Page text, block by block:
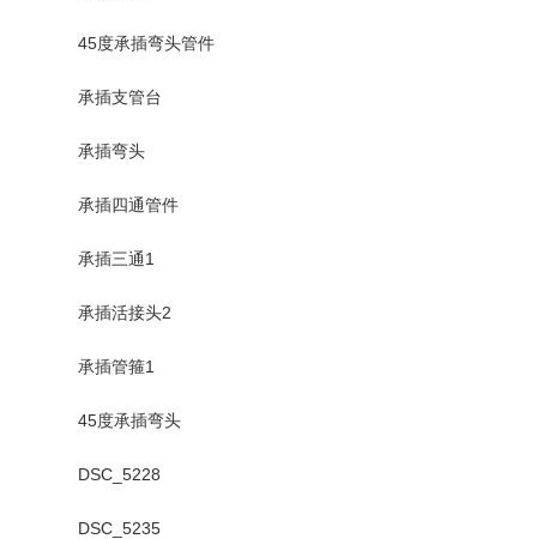
45度承插弯头管件
承插支管台
承插弯头
承插四通管件
承插三通1
承插活接头2
承插管箍1
45度承插弯头
DSC_5228
DSC_5235